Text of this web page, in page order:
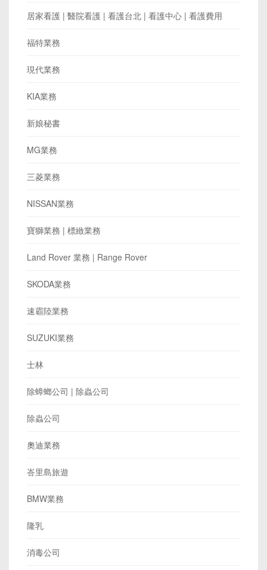
居家看護 | 醫院看護 | 看護台北 | 看護中心 | 看護費用
福特業務
現代業務
KIA業務
新娘秘書
MG業務
三菱業務
NISSAN業務
寶獅業務 | 標緻業務
Land Rover 業務 | Range Rover
SKODA業務
速霸陸業務
SUZUKI業務
士林
除蟑螂公司 | 除蟲公司
除蟲公司
奧迪業務
峇里島旅遊
BMW業務
隆乳
消毒公司